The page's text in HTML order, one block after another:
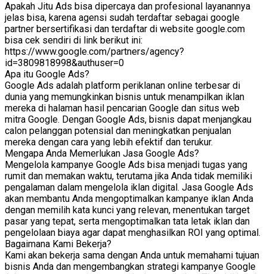
Apakah Jitu Ads bisa dipercaya dan profesional layanannya
jelas bisa, karena agensi sudah terdaftar sebagai google
partner bersertifikasi dan terdaftar di website google.com
bisa cek sendiri di link berikut ini:
https://www.google.com/partners/agency?
id=3809818998&authuser=0
Apa itu Google Ads?
Google Ads adalah platform periklanan online terbesar di
dunia yang memungkinkan bisnis untuk menampilkan iklan
mereka di halaman hasil pencarian Google dan situs web
mitra Google. Dengan Google Ads, bisnis dapat menjangkau
calon pelanggan potensial dan meningkatkan penjualan
mereka dengan cara yang lebih efektif dan terukur.
Mengapa Anda Memerlukan Jasa Google Ads?
Mengelola kampanye Google Ads bisa menjadi tugas yang
rumit dan memakan waktu, terutama jika Anda tidak memiliki
pengalaman dalam mengelola iklan digital. Jasa Google Ads
akan membantu Anda mengoptimalkan kampanye iklan Anda
dengan memilih kata kunci yang relevan, menentukan target
pasar yang tepat, serta mengoptimalkan tata letak iklan dan
pengelolaan biaya agar dapat menghasilkan ROI yang optimal.
Bagaimana Kami Bekerja?
Kami akan bekerja sama dengan Anda untuk memahami tujuan
bisnis Anda dan mengembangkan strategi kampanye Google